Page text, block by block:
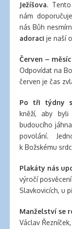
Ježíšova.
nám
nás Bůh
adoraci je naší
Červen –
Odpovídat na
červen je čas
Po tři týdny
kněží, aby
budoucího
povolání.
k Božskému
Plakáty nás
výročí
Slavkovicích, u
Manželství se
Václav